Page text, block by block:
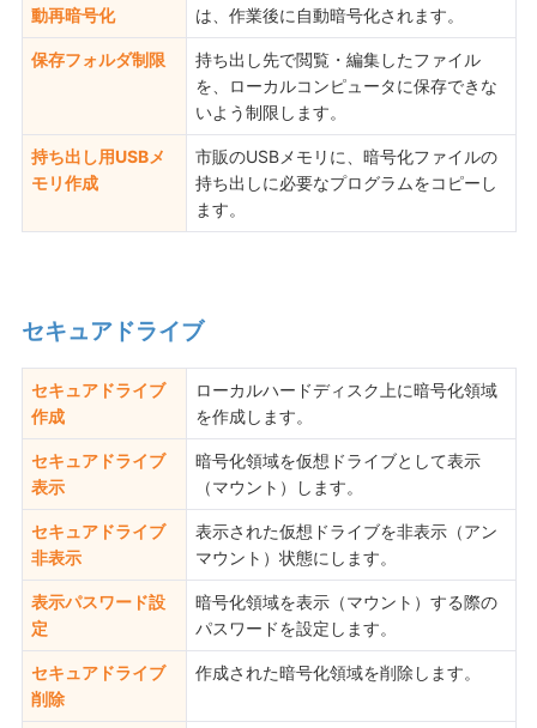
動再暗号化
は、作業後に自動暗号化されます。
保存フォルダ制限
持ち出し先で閲覧・編集したファイル
を、ローカルコンピュータに保存できな
いよう制限します。
持ち出し用USBメ
モリ作成
市販のUSBメモリに、暗号化ファイルの
持ち出しに必要なプログラムをコピーし
ます。
セキュアドライブ
セキュアドライブ
作成
ローカルハードディスク上に暗号化領域
を作成します。
セキュアドライブ
表示
暗号化領域を仮想ドライブとして表示
（マウント）します。
セキュアドライブ
非表示
表示された仮想ドライブを非表示（アン
マウント）状態にします。
表示パスワード設
定
暗号化領域を表示（マウント）する際の
パスワードを設定します。
セキュアドライブ
削除
作成された暗号化領域を削除します。